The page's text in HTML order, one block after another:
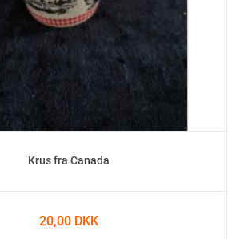
Krus fra Canada
20,00 DKK